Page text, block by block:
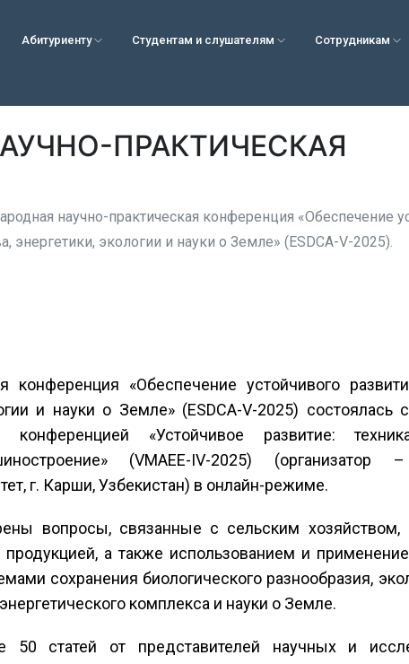
Абитуриенту Студентам и слушателям Сотрудникам
ПРАКТИЧЕСКАЯ
научно-практическая конференция «Обеспечение
энергетики, экологии и науки о Земле» (ESDCA-V-2025).
конференция «Обеспечение устойчивого
и науки о Земле» (ESDCA-V-2025) состоялась
конференцией «Устойчивое развитие:
(VMAEE-IV-2025) (организатор
г. Карши, Узбекистан) в онлайн-режиме.
вопросы, связанные с сельским хозяйством,
а также использованием и
сохранения биологического разнообразия,
комплекса и науки о Земле.
статей от представителей научных и